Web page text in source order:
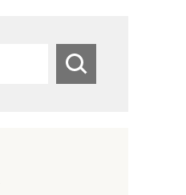
搜
尋